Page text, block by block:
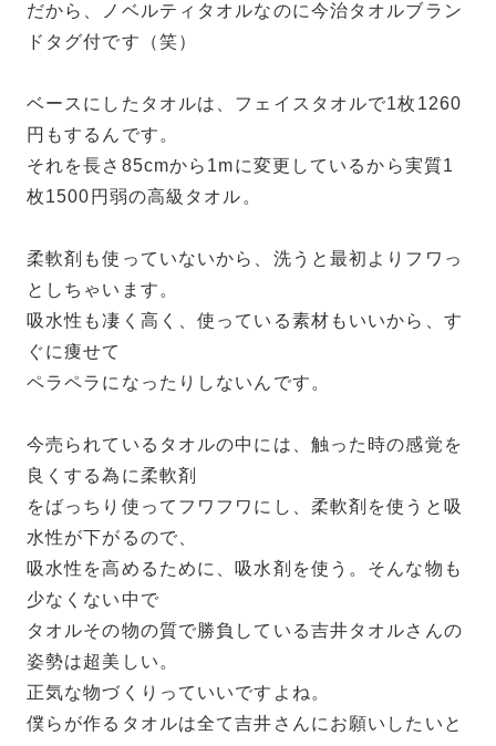
だから、ノベルティタオルなのに今治タオルブラン
ドタグ付です（笑）
ベースにしたタオルは、フェイスタオルで1枚1260
円もするんです。
それを長さ85cmから1mに変更しているから実質1
枚1500円弱の高級タオル。
柔軟剤も使っていないから、洗うと最初よりフワっ
としちゃいます。
吸水性も凄く高く、使っている素材もいいから、す
ぐに痩せて
ペラペラになったりしないんです。
今売られているタオルの中には、触った時の感覚を
良くする為に柔軟剤
をばっちり使ってフワフワにし、柔軟剤を使うと吸
水性が下がるので、
吸水性を高めるために、吸水剤を使う。そんな物も
少なくない中で
タオルその物の質で勝負している吉井タオルさんの
姿勢は超美しい。
正気な物づくりっていいですよね。
僕らが作るタオルは全て吉井さんにお願いしたいと